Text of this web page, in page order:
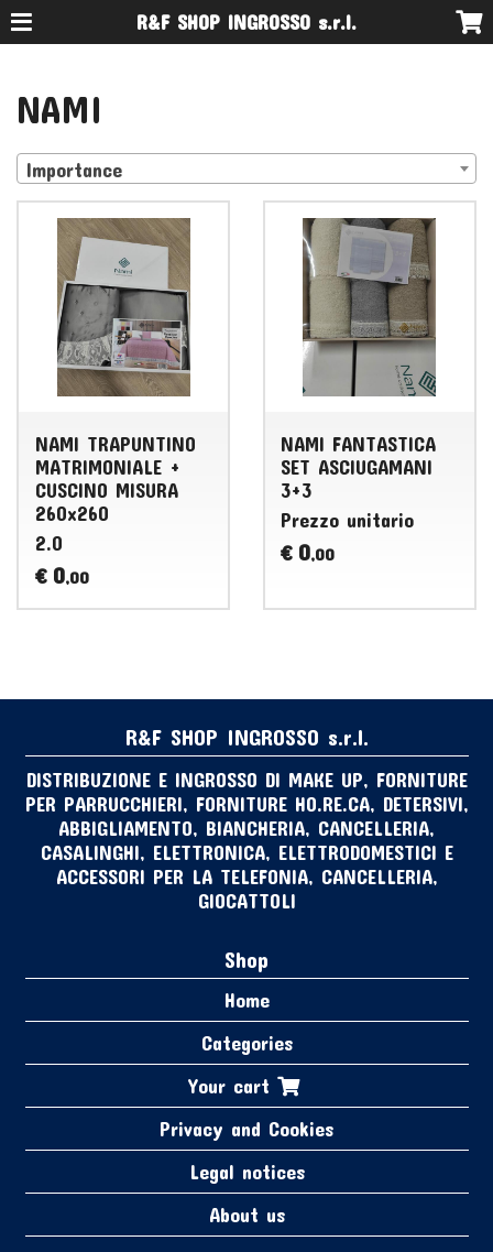
R&F SHOP INGROSSO s.r.l.
NAMI
Importance
NAMI TRAPUNTINO
MATRIMONIALE +
CUSCINO MISURA
260x260
2.0
€ 0,00
NAMI FANTASTICA
SET ASCIUGAMANI
3+3
Prezzo unitario
€ 0,00
R&F SHOP INGROSSO s.r.l.
DISTRIBUZIONE E INGROSSO DI MAKE UP, FORNITURE
PER PARRUCCHIERI, FORNITURE HO.RE.CA, DETERSIVI,
ABBIGLIAMENTO, BIANCHERIA, CANCELLERIA,
CASALINGHI, ELETTRONICA, ELETTRODOMESTICI E
ACCESSORI PER LA TELEFONIA, CANCELLERIA,
GIOCATTOLI
Shop
Home
Categories
Your cart
Privacy and Cookies
Legal notices
About us